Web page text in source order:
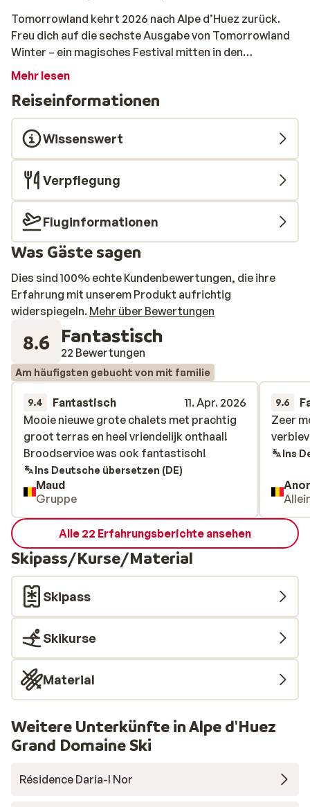
Tomorrowland kehrt 2026 nach Alpe d’Huez zurück.
Freu dich auf die sechste Ausgabe von Tomorrowland
Winter – ein magisches Festival mitten in den
französischen Alpen. Hier kommen feierfreudige
unvergessliche Momente im Schnee. Es erwarten dich
Skifahren, Snowboarden und ausgelassene Partys in
einem Skigebiet, das sich in ein einziges großes
Festivalgelände verwandelt. Wähle zwischen 5 Tagen
(Dienstag – Samstag) oder 8 Tagen (Samstag –
Samstag) voller Erlebnisse. Alle Pakete beinhalten
Mountain Stage Pass, Unterkunft und Skipass.
Résidence les Edelweiss Im charmanten französischen
Skiort Vaujany liegt die neue Résidence Les Edelweiss.
Die Apartments sind modern eingerichtet, mit gut
oder 2 komfortablen Schlafzimmern. Die Skilifte und
Einkaufsmöglichkeiten erreichst du in nur 250 Metern.
Und nach einem Tag auf der Piste kannst du dich im
Wellnessbereich mit Sauna, Hamam und Whirlpool
entspannen – perfekt für müde Beine.
Mehr lesen
Reiseinformationen
Wissenswert
Verpflegung
Fluginformationen
Was Gäste sagen
Dies sind 100% echte Kundenbewertungen, die ihre
Erfahrung mit unserem Produkt aufrichtig
widerspiegeln. Mehr über Bewertungen
8.6 Fantastisch
22 Bewertungen
Am häufigsten gebucht von mit familie
9.4 Fantastisch
11. Apr. 2026
Mooie nieuwe grote chalets met prachtig
groot terras en heel vriendelijk onthaal!
Broodservice was ook fantastisch!
Mooie nieuwe grote chalets met prachtig
groot terras en heel vriendelijk onthaal!
Broodservice was ook fantastisch!
Ins Deutsche übersetzen (DE)
Maud
Gruppe
9.6
Zeer
Zeer
Ins
Alle 22 Erfahrungsberichte ansehen
Skipass/Kurse/Material
Skipass
Skikurse
Material
Weitere Unterkünfte in Alpe d'Huez
Grand Domaine Ski
Résidence Daria-I Nor